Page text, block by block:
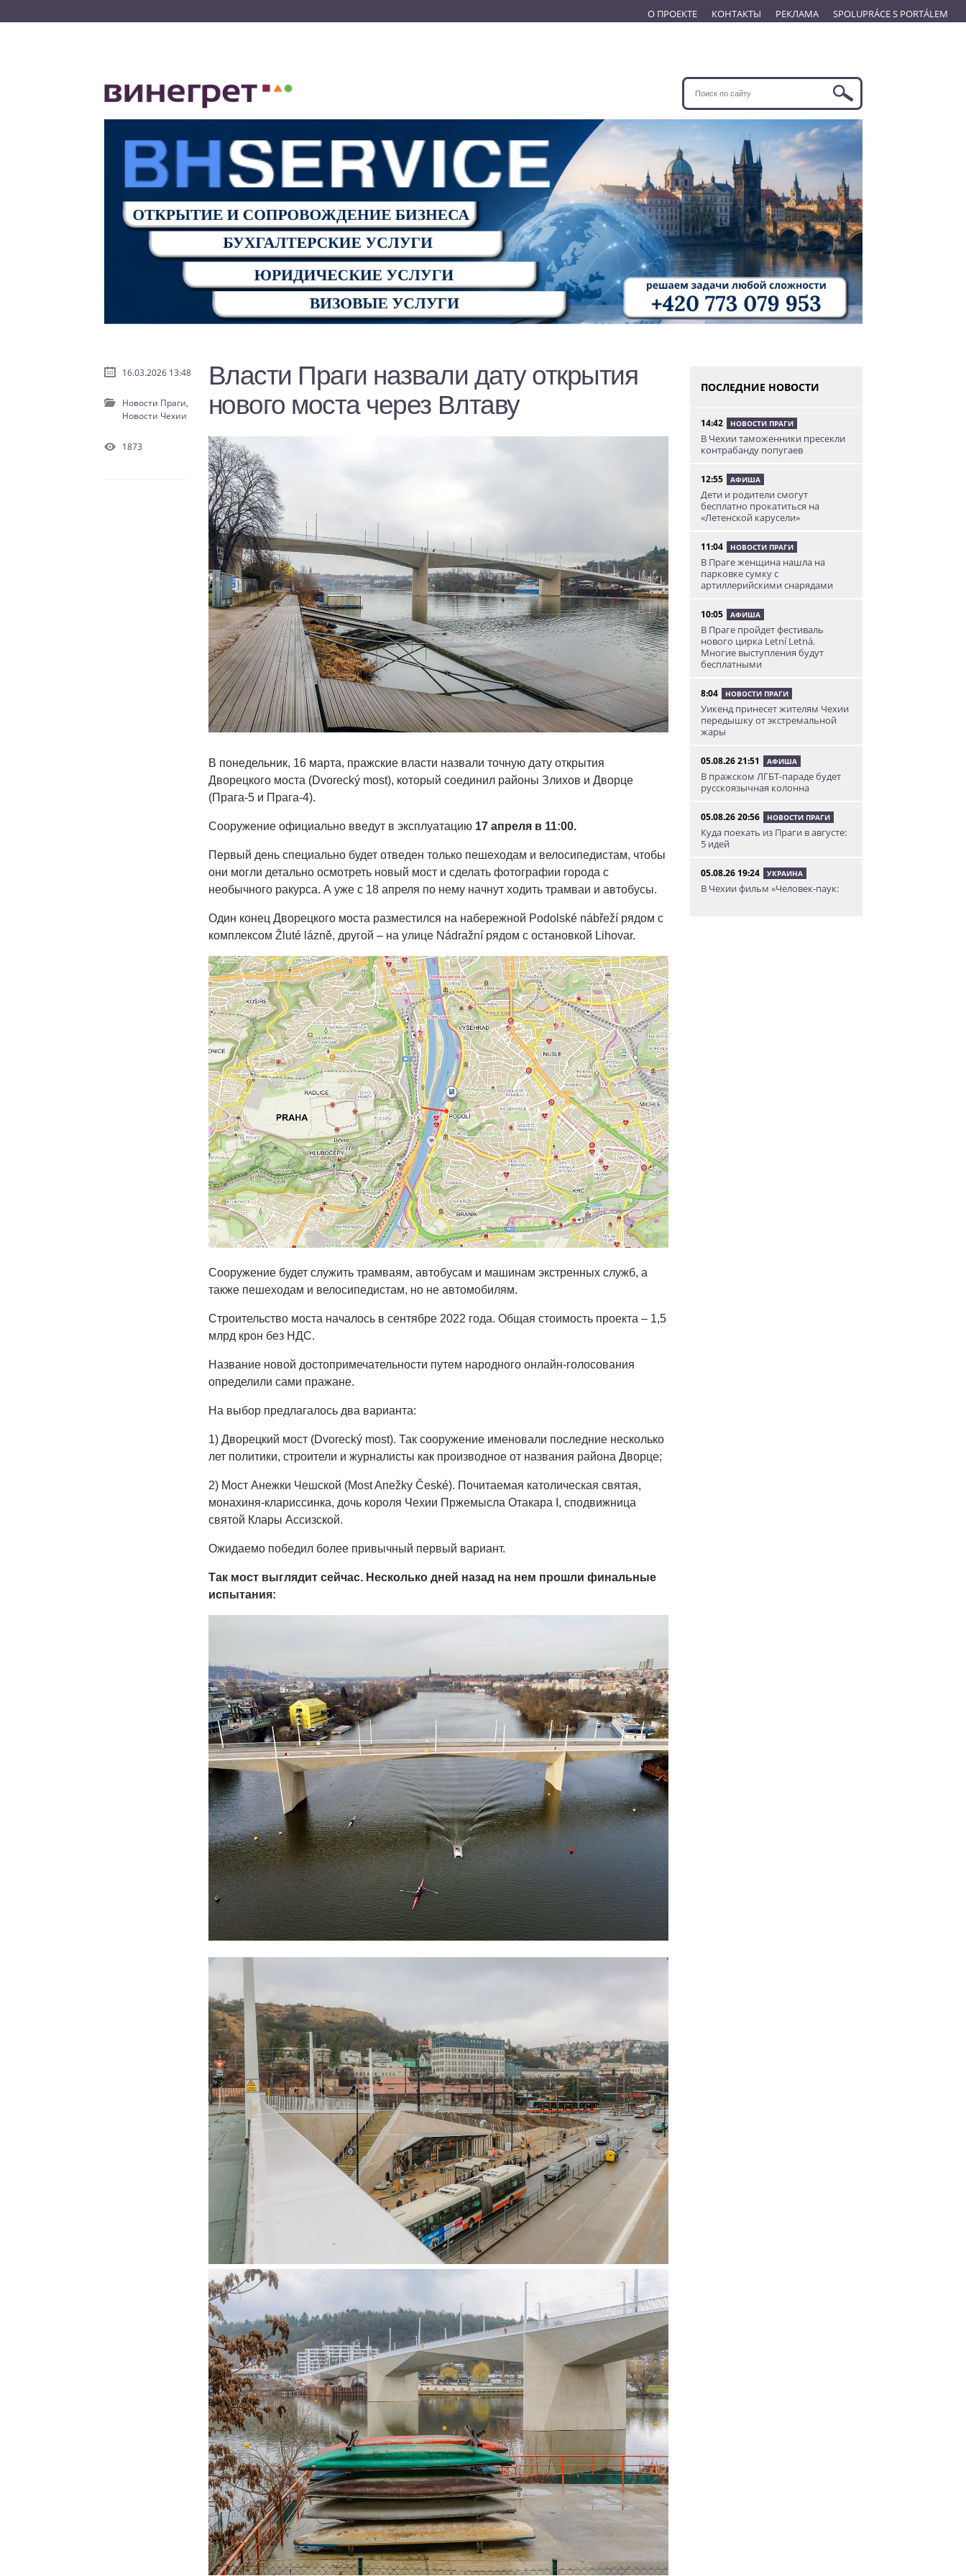
О ПРОЕКТЕ КОНТАКТЫ РЕКЛАМА SPOLUPRÁCE S PORTÁLEM
Власти Праги назвали дату открытия
нового моста через Влтаву
В понедельник, 16 марта, пражские власти назвали точную дату открытия
Дворецкого моста (Dvorecký most), который соединил районы Злихов и Дворце
(Прага-5 и Прага-4).
Сооружение официально введут в эксплуатацию 17 апреля в 11:00.
Первый день специально будет отведен только пешеходам и велосипедистам, чтобы
они могли детально осмотреть новый мост и сделать фотографии города с
необычного ракурса. А уже с 18 апреля по нему начнут ходить трамваи и автобусы.
Один конец Дворецкого моста разместился на набережной Podolské nábřeží рядом с
комплексом Žluté lázně, другой – на улице Nádražní рядом с остановкой Lihovar.
Сооружение будет служить трамваям, автобусам и машинам экстренных служб, а
также пешеходам и велосипедистам, но не автомобилям.
Строительство моста началось в сентябре 2022 года. Общая стоимость проекта – 1,5
млрд крон без НДС.
Название новой достопримечательности путем народного онлайн-голосования
определили сами пражане.
На выбор предлагалось два варианта:
1) Дворецкий мост (Dvorecký most). Так сооружение именовали последние несколько
лет политики, строители и журналисты как производное от названия района Дворце;
2) Мост Анежки Чешской (Most Anežky České). Почитаемая католическая святая,
монахиня-клариссинка, дочь короля Чехии Пржемысла Отакара I, сподвижница
святой Клары Ассизской.
Ожидаемо победил более привычный первый вариант.
Так мост выглядит сейчас. Несколько дней назад на нем прошли финальные
испытания:
16.03.2026 13:48
Новости Праги,
Новости Чехии
1873
ПОСЛЕДНИЕ НОВОСТИ
14:42 НОВОСТИ ПРАГИ
В Чехии таможенники пресекли
контрабанду попугаев
12:55 АФИША
Дети и родители смогут
бесплатно прокатиться на
«Летенской карусели»
11:04 НОВОСТИ ПРАГИ
В Праге женщина нашла на
парковке сумку с
артиллерийскими снарядами
10:05 АФИША
В Праге пройдет фестиваль
нового цирка Letní Letná.
Многие выступления будут
бесплатными
8:04 НОВОСТИ ПРАГИ
Уикенд принесет жителям Чехии
передышку от экстремальной
жары
05.08.26 21:51 АФИША
В пражском ЛГБТ-параде будет
русскоязычная колонна
05.08.26 20:56 НОВОСТИ ПРАГИ
Куда поехать из Праги в августе:
5 идей
05.08.26 19:24 УКРАИНА
В Чехии фильм «Человек-паук: